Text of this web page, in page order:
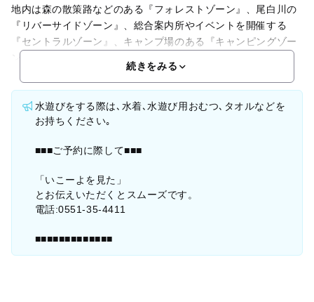
地内は森の散策路などのある『フォレストゾーン』、尾白川の
『リバーサイドゾーン』、総合案内所やイベントを開催する
『セントラルゾーン』、キャンプ場のある『キャンピングゾー
続きをみる
水遊びをする際は､水着､水遊び用おむつ､タオルなどを
お持ちください｡
■■■ご予約に際して■■■
「いこーよを見た」
とお伝えいただくとスムーズです。
電話:0551-35-4411
■■■■■■■■■■■■■